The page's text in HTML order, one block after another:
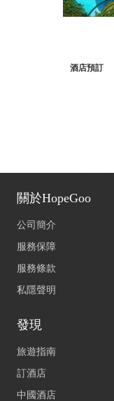
酒店預訂
關於HopeGoo
公司簡介
服務保障
服務條款
私隱聲明
發現
旅遊指南
訂酒店
中國酒店